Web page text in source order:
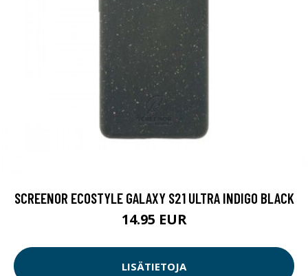
SCREENOR ECOSTYLE GALAXY S21 ULTRA INDIGO BLACK
14.95 EUR
LISÄTIETOJA